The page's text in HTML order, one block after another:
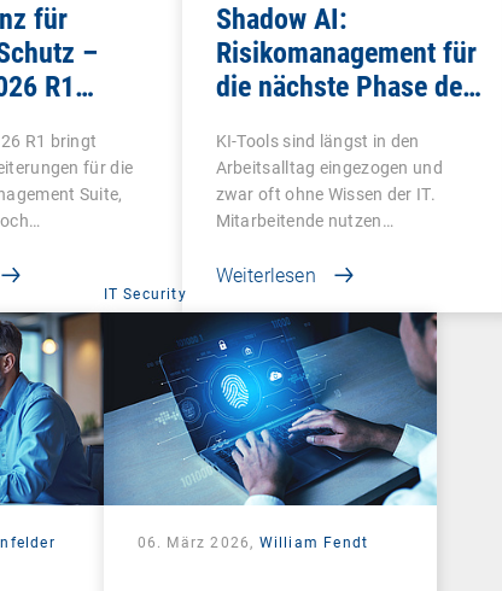
für
–
R1
R1 bringt
für die
Suite,
Shadow AI:
Risikomanagement für
die nächste Phase der
KI-Tools sind längst in den
Arbeitsalltag eingezogen und
zwar oft ohne Wissen der IT.
Mitarbeitende nutzen…
Weiterlesen
IT Security
06. März 2026, William Fendt